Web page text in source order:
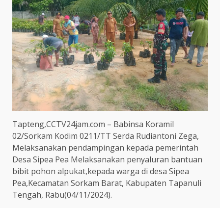
Tapteng,CCTV24jam.com – Babinsa Koramil
02/Sorkam Kodim 0211/TT Serda Rudiantoni Zega,
Melaksanakan pendampingan kepada pemerintah
Desa Sipea Pea Melaksanakan penyaluran bantuan
bibit pohon alpukat,kepada warga di desa Sipea
Pea,Kecamatan Sorkam Barat, Kabupaten Tapanuli
Tengah, Rabu(04/11/2024).